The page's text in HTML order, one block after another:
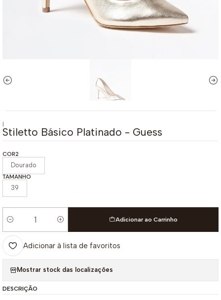
|
Stiletto Básico Platinado - Guess
COR2
Dourado
TAMANHO
39
Quantidade
Adicionar ao Carrinho
Adicionar à lista de favoritos
Mostrar stock das localizações
DESCRIÇÃO